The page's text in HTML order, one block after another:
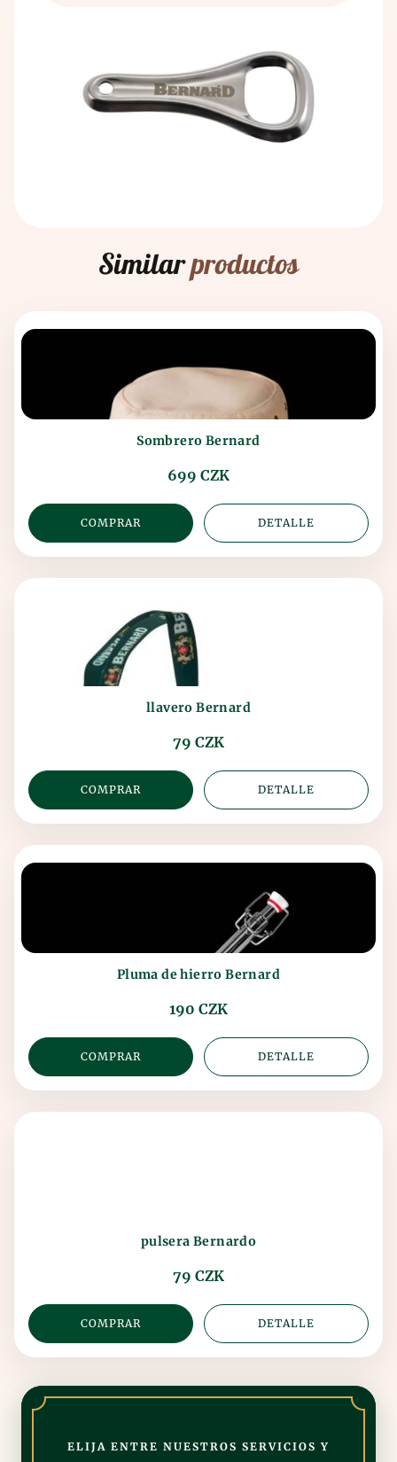
Similarproductos
Sombrero Bernard
699 CZK
COMPRAR DETALLE
llavero Bernard
79 CZK
COMPRAR DETALLE
Pluma de hierro Bernard
190 CZK
COMPRAR DETALLE
pulsera Bernardo
79 CZK
COMPRAR DETALLE
ELIJA ENTRE NUESTROS SERVICIOS Y
hierbas sobre el cuerpo humano. La historia de la
producción de cerveza se remonta al séptimo
milenio antes de Cristo, cuando los antiguos
sumerios la descubrieron, probablemente por error.
Extraviaron el grano que cultivaban y se inventó el
fuentes. En esta época ya se habían descubierto los
efectos preventivos de los baños de cerveza y los
sumerios. El método de fabricación de la cerveza
comenzó con el mal almacenamiento del grano que
cultivaban. El grano se almacenaba en vasijas de
barro en las que se vertía agua, y así se descubrió el
utiliza levadura multiplicada, seguida de la
fermentación principal. Este producto semiacabado
cerveza se somete a un filtrado microbiológico y de
se alegran, porque después de estos procedimientos
la cerveza se embotella y se despacha.